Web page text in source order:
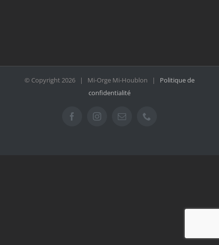
© Copyright2026 | Mi-Orge Mi-Houblon | Politique de
confidentialité
FacebookInstagramEmail